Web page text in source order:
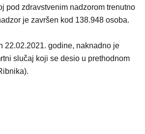
pod zdravstvenim nadzorom trenutno
je završen kod 138.948 osoba.
22.02.2021. godine, naknadno je
slučaj koji se desio u prethodnom